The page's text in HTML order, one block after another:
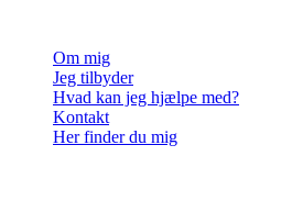
Om mig
Jeg tilbyder
Hvad kan jeg hjælpe med?
Kontakt
Her finder du mig